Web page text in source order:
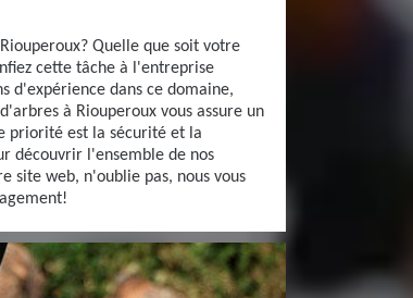
Quelle que soit votre
cette tâche à l'entreprise
d'expérience dans ce domaine,
à Riouperoux vous assure un
priorité est la sécurité et la
découvrir l'ensemble de nos
site web, n'oublie pas, nous vous